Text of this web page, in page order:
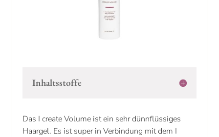
Inhaltsstoffe
Das I create Volume ist ein sehr dünnflüssiges
Haargel. Es ist super in Verbindung mit dem I